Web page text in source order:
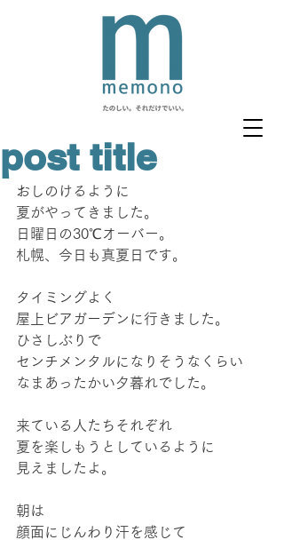
post title
おしのけるように
夏がやってきました。
日曜日の30℃オーバー。
札幌、今日も真夏日です。
タイミングよく
屋上ビアガーデンに行きました。
ひさしぶりで
センチメンタルになりそうなくらい
なまあったかい夕暮れでした。
来ている人たちそれぞれ
夏を楽しもうとしているように
見えましたよ。
朝は
顔面にじんわり汗を感じて